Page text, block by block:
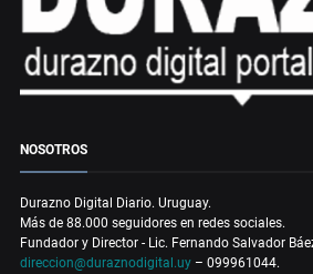
NOSOTROS
Durazno Digital Diario. Uruguay.
Más de 88.000 seguidores en redes sociales.
Fundador y Director - Lic. Fernando Salvador
direccion@duraznodigital.uy – 099961044.